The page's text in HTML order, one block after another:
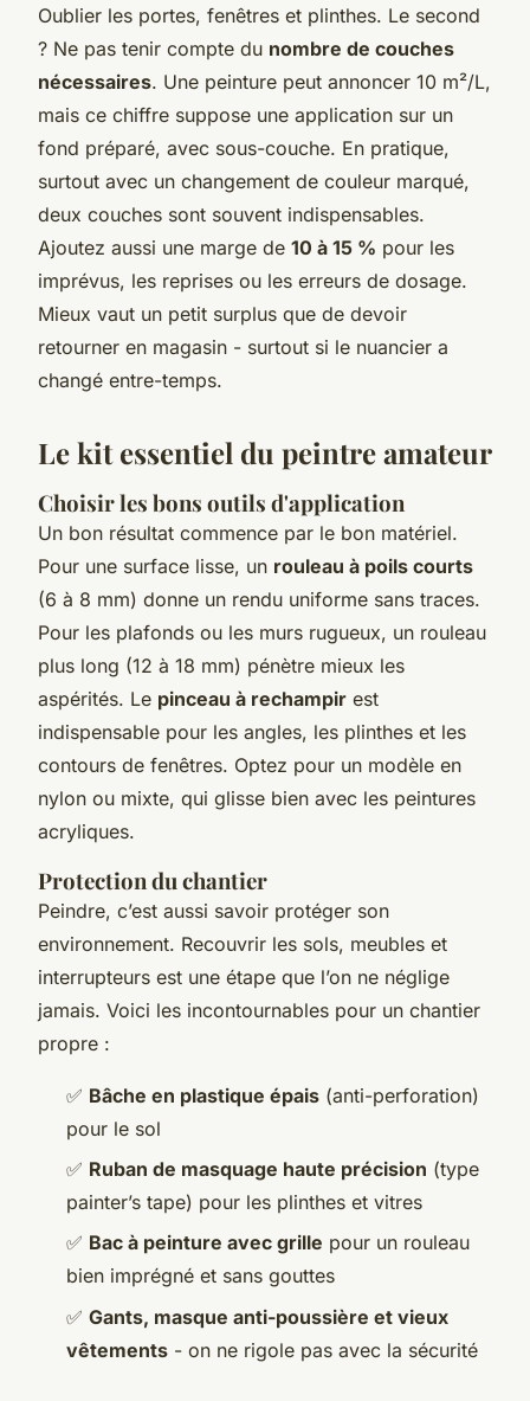
Oublier les portes, fenêtres et plinthes. Le second
? Ne pas tenir compte du nombre de couches
nécessaires. Une peinture peut annoncer 10 m²/L,
mais ce chiffre suppose une application sur un
fond préparé, avec sous-couche. En pratique,
surtout avec un changement de couleur marqué,
deux couches sont souvent indispensables.
Ajoutez aussi une marge de 10 à 15 % pour les
imprévus, les reprises ou les erreurs de dosage.
Mieux vaut un petit surplus que de devoir
retourner en magasin - surtout si le nuancier a
changé entre-temps.
Le kit essentiel du peintre amateur
Choisir les bons outils d'application
Un bon résultat commence par le bon matériel.
Pour une surface lisse, un rouleau à poils courts
(6 à 8 mm) donne un rendu uniforme sans traces.
Pour les plafonds ou les murs rugueux, un rouleau
plus long (12 à 18 mm) pénètre mieux les
aspérités. Le pinceau à rechampir est
indispensable pour les angles, les plinthes et les
contours de fenêtres. Optez pour un modèle en
nylon ou mixte, qui glisse bien avec les peintures
acryliques.
Protection du chantier
Peindre, c’est aussi savoir protéger son
environnement. Recouvrir les sols, meubles et
interrupteurs est une étape que l’on ne néglige
jamais. Voici les incontournables pour un chantier
propre :
✅ Bâche en plastique épais (anti-perforation)
pour le sol
✅ Ruban de masquage haute précision (type
painter’s tape) pour les plinthes et vitres
✅ Bac à peinture avec grille pour un rouleau
bien imprégné et sans gouttes
✅ Gants, masque anti-poussière et vieux
vêtements - on ne rigole pas avec la sécurité